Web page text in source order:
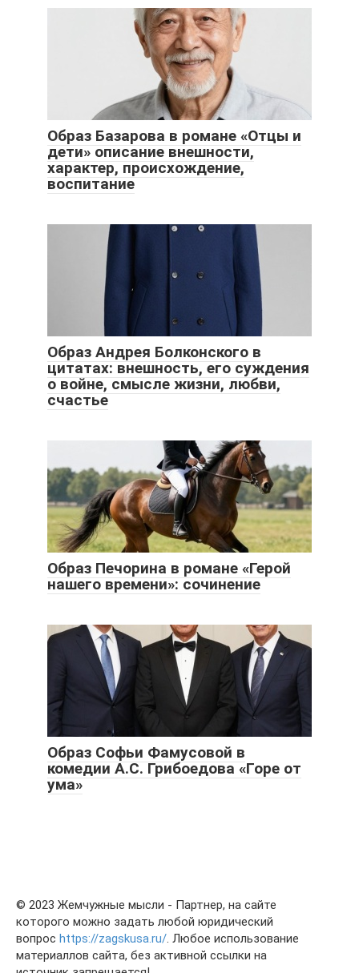
Образ Базарова в романе «Отцы и
дети» описание внешности,
характер, происхождение,
воспитание
Образ Андрея Болконского в
цитатах: внешность, его суждения
о войне, смысле жизни, любви,
счастье
Образ Печорина в романе «Герой
нашего времени»: сочинение
Образ Софьи Фамусовой в
комедии А.С. Грибоедова «Горе от
ума»
© 2023 Жемчужные мысли - Партнер, на сайте
которого можно задать любой юридический
вопрос https://zagskusa.ru/. Любое использование
материаллов сайта, без активной ссылки на